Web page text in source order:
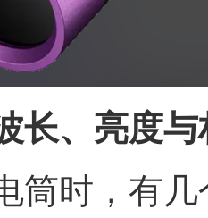
长、亮度与
筒时，有